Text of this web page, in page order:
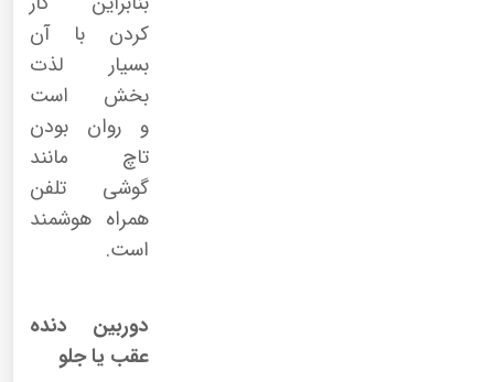
کردن با آن
بسیار لذت
بخش است
و روان بودن
تاچ مانند
گوشی تلفن
همراه هوشمند
است.
دوربین دنده
عقب یا جلو